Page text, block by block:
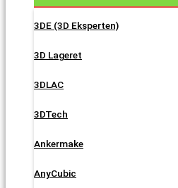
3DE (3D Eksperten)
3D Lageret
3DLAC
3DTech
Ankermake
AnyCubic